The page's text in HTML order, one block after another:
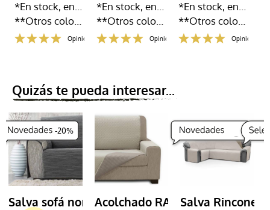
Opiniones Opiniones Opiniones
Quizás te pueda interesar...
-20%
Salva sofá nori Acolchado RAMOSSalva